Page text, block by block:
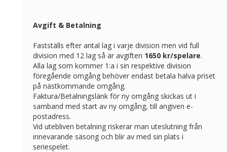
Avgift & Betalning
Fastställs efter antal lag i varje division men vid full
division med 12 lag så är avgiften 1650 kr/spelare.
Alla lag som kommer 1:a i sin respektive division
föregående omgång behöver endast betala halva priset
på nästkommande omgång.
Faktura/Betalningslänk för ny omgång skickas ut i
samband med start av ny omgång, till angiven e-
postadress.
Vid utebliven betalning riskerar man uteslutning från
innevarande säsong och blir av med sin plats i
seriespelet.